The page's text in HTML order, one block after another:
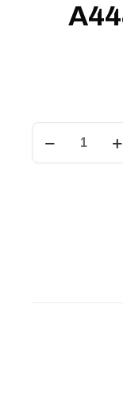
A44881
ETERNITY
ASKI